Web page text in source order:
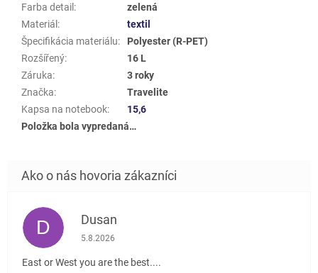
Farba detail :
zelená
Materiál :
textil
Špecifikácia materiálu:
Polyester (R-PET)
Rozšířený:
16 L
Záruka:
3 roky
Značka:
Travelite
Kapsa na notebook:
15,6
Položka bola vypredaná…
D Dusan
Hodnotenie obchodu je 5 z 5 hviezdičiek.
5.8.2026
East or West you are the best....